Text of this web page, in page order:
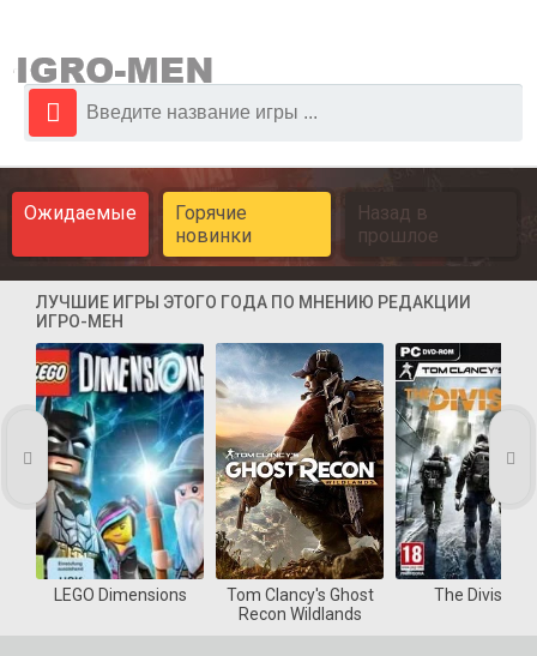
Ожидаемые
Горячие
новинки
Назад в
прошлое
ЛУЧШИЕ ИГРЫ ЭТОГО ГОДА ПО МНЕНИЮ РЕДАКЦИИ
ИГРО-МЕН
LEGO Dimensions
Tom Clancy's Ghost
Recon Wildlands
The Division